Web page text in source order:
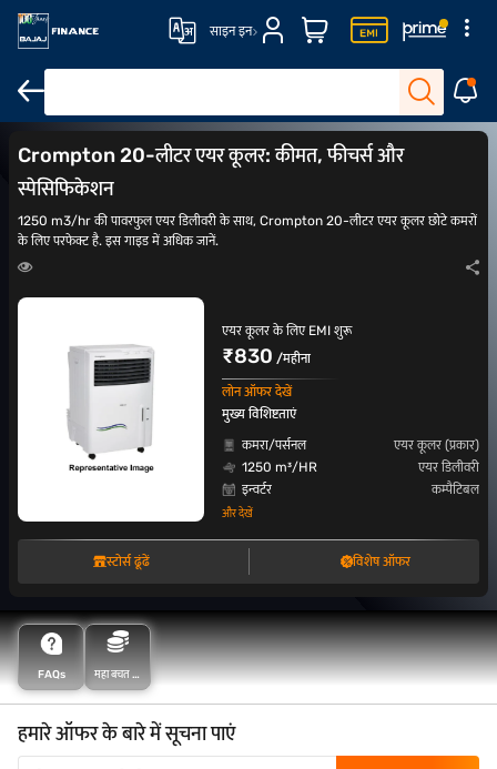
साइन इन
आउटडोर एयर कूलर Symphony एयर कूलर्स Symphony टावर एयर कूलर्स
Crompton 20-लीटर एयर कूलर: कीमत, फीचर्स और
स्पेसिफिकेशन
1250 m3/hr की पावरफुल एयर डिलीवरी के साथ, Crompton 20-लीटर एयर कूलर छोटे कमरों
के लिए परफेक्ट है. इस गाइड में अधिक जानें.
एयर कूलर के लिए EMI शुरू
₹830 /महीना
लोन ऑफर देखें
मुख्य विशिष्टताएं
कमरा/पर्सनल
एयर कूलर (प्रकार)
1250 m³/HR
एयर डिलीवरी
इन्वर्टर
कम्पैटिबल
और देखें
स्टोर्स ढूंढें विशेष ऑफर
FAQs
महा बचत के
साथ अधिक
हमारे ऑफर के बारे में सूचना पाएं